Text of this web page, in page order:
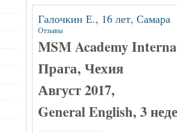
Галочкин Е., 16 лет, Самара
Отзывы
MSM Academy
Прага, Чехия
Август 2017,
General English, 3